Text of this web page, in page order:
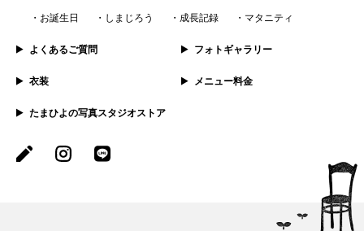
お誕生日 しまじろう 成長記録 マタニティ
よくあるご質問 フォトギャラリー
衣装 メニュー料金
たまひよの写真スタジオストア